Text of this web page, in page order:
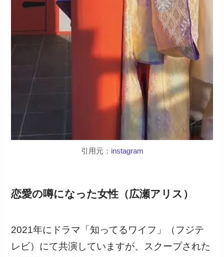
引用元： instagram
恋愛の噂になった女性（広瀬アリス）
2021年にドラマ「知ってるワイフ」（フジテ
レビ）にて共演していますが、スクープされた